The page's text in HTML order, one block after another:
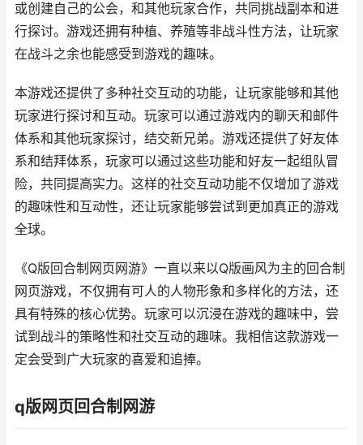
或创建自己的公会，和其他玩家合作，共同挑战副本和进
行探讨。游戏还拥有种植、养殖等非战斗性方法，让玩家
在战斗之余也能感受到游戏的趣味。
本游戏还提供了多种社交互动的功能，让玩家能够和其他
玩家进行探讨和互动。玩家可以通过游戏内的聊天和邮件
体系和其他玩家探讨，结交新兄弟。游戏还提供了好友体
系和结拜体系，玩家可以通过这些功能和好友一起组队冒
险，共同提高实力。这样的社交互动功能不仅增加了游戏
的趣味性和互动性，还让玩家能够尝试到更加真正的游戏
全球。
《Q版回合制网页网游》一直以来以Q版画风为主的回合制
网页游戏，不仅拥有可人的人物形象和多样化的方法，还
具有特殊的核心优势。玩家可以沉浸在游戏的趣味中，尝
试到战斗的策略性和社交互动的趣味。我相信这款游戏一
定会受到广大玩家的喜爱和追捧。
q版网页回合制网游